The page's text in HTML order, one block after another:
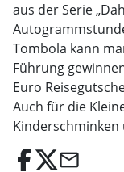
aus der Serie
Tombola kann
Führung
Euro
Auch für die
Kinderschminken
email